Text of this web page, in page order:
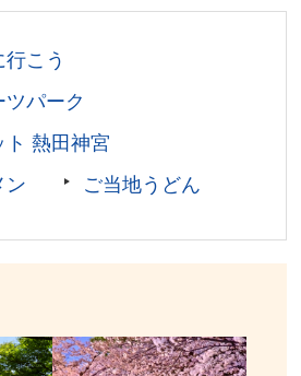
こう
パーク
ト 熱田神宮
ン
ご当地うどん